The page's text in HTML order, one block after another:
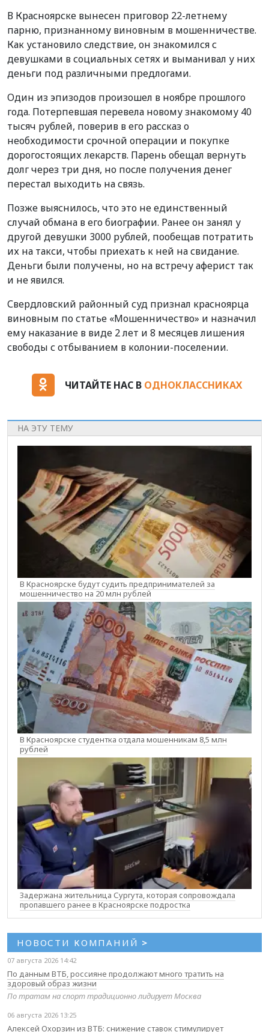
В Красноярске вынесен приговор 22-летнему
парню, признанному виновным в мошенничестве.
Как установило следствие, он знакомился с
девушками в социальных сетях и выманивал у них
деньги под различными предлогами.
Один из эпизодов произошел в ноябре прошлого
года. Потерпевшая перевела новому знакомому 40
тысяч рублей, поверив в его рассказ о
необходимости срочной операции и покупке
дорогостоящих лекарств. Парень обещал вернуть
долг через три дня, но после получения денег
перестал выходить на связь.
Позже выяснилось, что это не единственный
случай обмана в его биографии. Ранее он занял у
другой девушки 3000 рублей, пообещав потратить
их на такси, чтобы приехать к ней на свидание.
Деньги были получены, но на встречу аферист так
и не явился.
Свердловский районный суд признал красноярца
виновным по статье «Мошенничество» и назначил
ему наказание в виде 2 лет и 8 месяцев лишения
свободы с отбыванием в колонии-поселении.
ЧИТАЙТЕ НАС В ОДНОКЛАССНИКАХ
НА ЭТУ ТЕМУ
В Красноярске будут судить предпринимателей за
мошенничество на 20 млн рублей
В Красноярске студентка отдала мошенникам 8,5 млн
рублей
Задержана жительница Сургута, которая сопровождала
пропавшего ранее в Красноярске подростка
НОВОСТИ КОМПАНИЙ >
07 августа 2026 14:42
По данным ВТБ, россияне продолжают много тратить на
здоровый образ жизни
По тратам на спорт традиционно лидирует Москва
06 августа 2026 13:25
Алексей Охорзин из ВТБ: снижение ставок стимулирует